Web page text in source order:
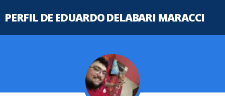
PERFIL DE EDUARDO DELABARI MARACCI